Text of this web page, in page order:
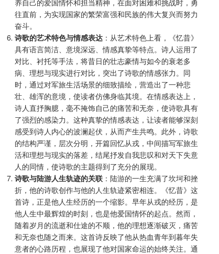
养自己的爱国情怀和担当精神，在面对困难和挑战时，勇
往直前，为实现国家的繁荣富强和民族的伟大复兴而努力
奋斗。
诗歌的艺术特色与情感表达 ：从艺术特色上看，《忆昔》
具有语言简洁、意境深远、情感真挚等特点。诗人运用了
对比、衬托等手法，将昔日的壮志豪情与如今的衰老多
病、理想与现实进行对比，突出了诗歌的情感张力。同
时，通过对军旅生活场景的细致描绘，营造出了一种悲
壮、雄浑的意境，使读者仿佛身临其境。在情感表达上，
诗人直抒胸臆，毫不掩饰自己的痛苦和无奈，使诗歌具有
了强烈的感染力。这种真挚的情感表达，让读者能够深刻
感受到诗人内心的波澜起伏，从而产生共鸣。此外，诗歌
的结构严谨，层次分明，开篇回忆从戎，中间描写军旅生
活和理想与现实的落差，结尾抒发自我悲叹和对天下失意
人的同情，使诗歌的主题得到了充分的展现。
诗歌与陆游人生轨迹的关联 ：陆游的一生充满了坎坷和挫
折，他的诗歌创作与他的人生轨迹紧密相连。《忆昔》这
首诗，正是他人生经历的一个缩影。早年从戎的经历，是
他人生中最辉煌的时刻，也是他爱国情怀的起点。然而，
随着岁月的流逝和仕途的不顺，他的理想逐渐破灭，痛苦
和无奈也随之而来。这首诗反映了他从热血青年到暮年失
意者的心路历程，也展现了他对国家命运的始终关注。通